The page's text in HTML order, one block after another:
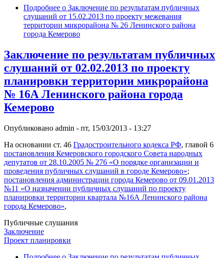
Подробнее о Заключение по результатам публичных
слушаний от 15.02.2013 по проекту межевания
территории микрорайона № 26 Ленинского района
города Кемерово
Заключение по результатам публичных
слушаний от 02.02.2013 по проекту
планировки территории микрорайона
№ 16А Ленинского района города
Кемерово
Опубликовано admin - пт, 15/03/2013 - 13:27
На основании ст. 46 Градостроительного кодекса РФ, главой 6
постановления Кемеровского городского Совета народных
депутатов от 28.10.2005 № 276 «О порядке организации и
проведения публичных слушаний в городе Кемерово»;
постановления администрации города Кемерово от 09.01.2013
№11 «О назначении публичных слушаний по проекту
планировки территории квартала №16А Ленинского района
города Кемерово»,
Публичные слушания
Заключение
Проект планировки